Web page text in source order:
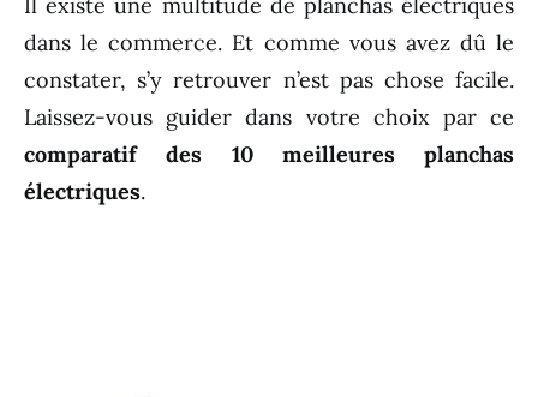
dans le commerce. Et comme vous avez dû le
constater, s’y retrouver n’est pas chose facile.
Laissez-vous guider dans votre choix par ce
comparatif des 10 meilleures planchas
électriques.